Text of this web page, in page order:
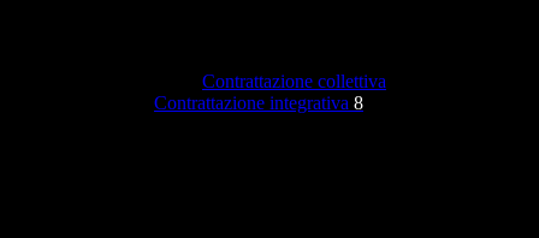
Contrattazione collettiva
Contrattazione integrativa 8